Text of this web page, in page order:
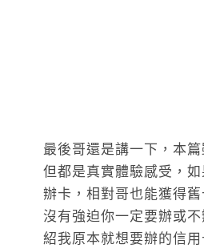
最後哥還是講一下，本篇
但都是真實體驗感受，
辦卡，相對哥也能獲得
沒有強迫你一定要辦或
紹我原本就想要辦的信